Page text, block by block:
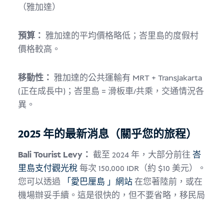
（雅加達）
預算： 雅加達的平均價格略低；峇里島的度假村
價格較高。
移動性： 雅加達的公共運輸有 MRT + TransJakarta
(正在成長中)；峇里島 = 滑板車/共乘，交通情況各
異。
2025 年的最新消息（關乎您的旅程）
Bali Tourist Levy： 截至 2024 年，大部分前往峇
里島支付觀光稅每次 150,000 IDR（約 $10 美元）。
您可以透過
「愛巴厘島 」網站在您著陸前，或在
機場辦妥手續。這是很快的，但不要省略，移民局